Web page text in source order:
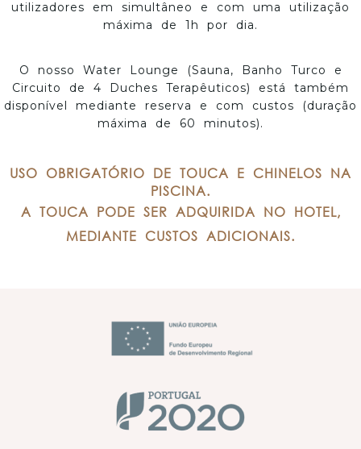
utilizadores em simultâneo e com uma utilização
máxima de 1h por dia.
O nosso Water Lounge (Sauna, Banho Turco e
Circuito de 4 Duches Terapêuticos) está também
disponível mediante reserva e com custos (duração
máxima de 60 minutos).
USO OBRIGATÓRIO DE TOUCA E CHINELOS NA
PISCINA.
A TOUCA PODE SER ADQUIRIDA NO HOTEL,
MEDIANTE CUSTOS ADICIONAIS.